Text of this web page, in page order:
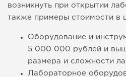
возникнуть при открытии
также примеры стоимости в
Оборудование и
5 000 000 рублей и
размера и сложности
Лабораторное